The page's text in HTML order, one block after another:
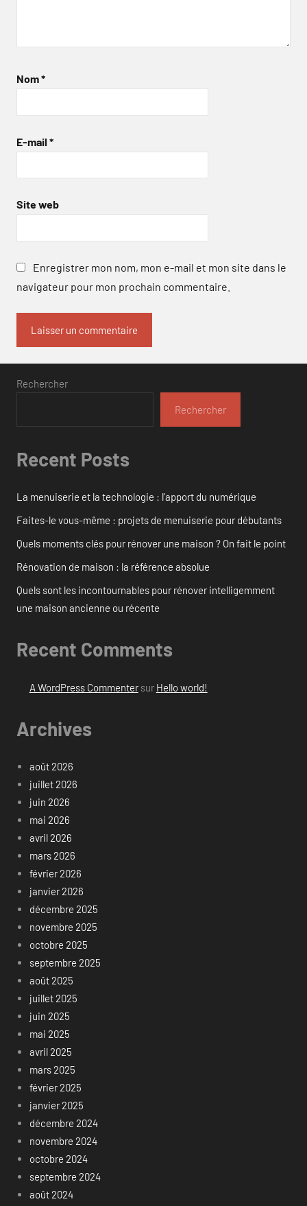
Nom*
E-mail *
Site web
Enregistrer mon nom, mon e-mail et mon site dans le
navigateur pour mon prochain commentaire.
Rechercher
Rechercher
Recent Posts
La menuiserie et la technologie : l’apport du numérique
Faites-le vous-même : projets de menuiserie pour débutants
Quels moments clés pour rénover une maison ? On fait le point
Rénovation de maison : la référence absolue
Quels sont les incontournables pour rénover intelligemment
une maison ancienne ou récente
Recent Comments
A WordPress Commentersur Hello world!
Archives
août 2026
juillet 2026
juin 2026
mai 2026
avril 2026
mars 2026
février 2026
janvier 2026
décembre 2025
novembre 2025
octobre 2025
septembre 2025
août 2025
juillet 2025
juin 2025
mai 2025
avril 2025
mars 2025
février 2025
janvier 2025
décembre 2024
novembre 2024
octobre 2024
septembre 2024
août 2024